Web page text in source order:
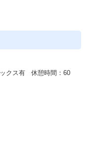
クス有 休憩時間：60